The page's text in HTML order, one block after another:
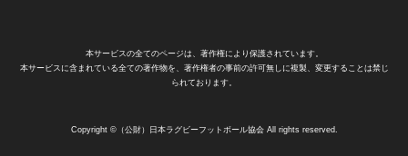
本サービスの全てのページは、著作権により保護されています。
本サービスに含まれている全ての著作物を、著作権者の事前の許可無しに複製、変更することは禁じ
られております。
Copyright ©（公財）日本ラグビーフットボール協会 All rights reserved.